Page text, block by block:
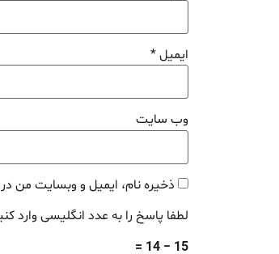
ایمیل*
وب‌ سایت
ذخیره نام، ایمیل و وبسایت من
لطفا پاسخ را به عدد انگلیسی وارد
15 − 14 =